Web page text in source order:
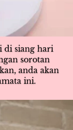
di siang hari
sorotan
anda akan
ini.